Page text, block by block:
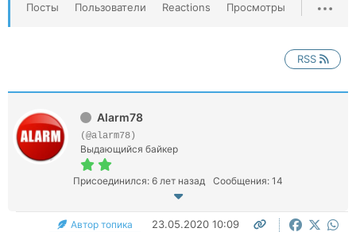
Посты Пользователи Reactions Просмотры
RSS
Alarm78
(@alarm78)
Выдающийся байкер
Присоединился: 6 лет назад Сообщения: 14
Автор топика 23.05.2020 10:09